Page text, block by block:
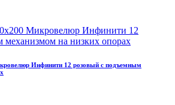
Инфинити 12 розовый с подъемным